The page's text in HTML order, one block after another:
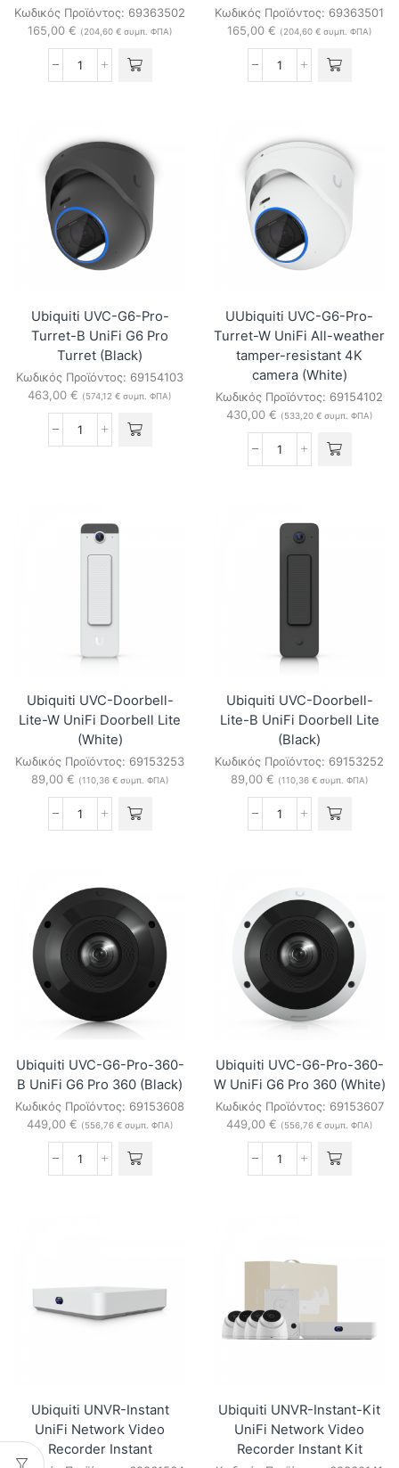
Κωδικός Προϊόντος: 69363502
165,00 € (204,60 €συμπ. ΦΠΑ)
Ubiquiti
Enhancer-
UniFi
Bullet
Enhancer
(Black)
ποσότητα
Κωδικός Προϊόντος: 69363501
165,00 € (204,60 €συμπ. ΦΠΑ)
Ubiquiti
Enhancer-
UniFi
Bullet
Enhancer
(White)
ποσότητα
Ubiquiti UVC-G6-Pro-
Turret-B UniFi G6 Pro
Turret (Black)
Κωδικός Προϊόντος: 69154103
463,00 € (574,12 € συμπ. ΦΠΑ)
Ubiquiti
B
UniFi
G6
ποσότητα
UUbiquiti UVC-G6-Pro-
Turret-W UniFi All-weather
tamper-resistant 4K
camera (White)
Κωδικός Προϊόντος: 69154102
430,00 € (533,20 €συμπ. ΦΠΑ)
UUbiquiti
Turret-
UniFi
resistant
camera
ποσότητα
Ubiquiti UVC-Doorbell-
Lite-W UniFi Doorbell Lite
(White)
Κωδικός Προϊόντος: 69153253
89,00 € (110,36 €συμπ. ΦΠΑ)
Ubiquiti
W
Doorbell
Lite
(White)
Ubiquiti UVC-Doorbell-
Lite-B UniFi Doorbell Lite
(Black)
Κωδικός Προϊόντος: 69153252
89,00 € (110,36 €συμπ. ΦΠΑ)
Ubiquiti
B
UniFi
Doorbell
Lite
(Black)
Ubiquiti UVC-G6-Pro-360-
B UniFi G6 Pro 360 (Black)
Κωδικός Προϊόντος: 69153608
449,00 € (556,76 €συμπ. ΦΠΑ)
Ubiquiti
G6
360
Ubiquiti UVC-G6-Pro-360-
W UniFi G6 Pro 360 (White)
Κωδικός Προϊόντος: 69153607
449,00 € (556,76 €συμπ. ΦΠΑ)
Ubiquiti
UniFi
360
(White)
Ubiquiti UNVR-Instant
UniFi Network Video
Recorder Instant
Ubiquiti UNVR-Instant-Kit
UniFi Network Video
Recorder Instant Kit